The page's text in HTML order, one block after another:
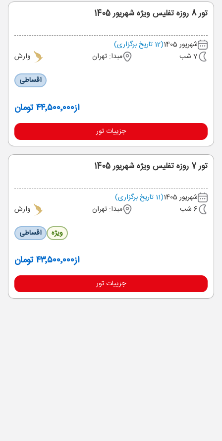
تور 8 روزه تفلیس ویژه شهریور 1405
شهریور 1405
(12 تاریخ برگزاری)
7 شب
مبدا: تهران
وارش
اقساطی
از۴۴٬۵۰۰٬۰۰۰ تومان
جزییات تور
تور 7 روزه تفلیس ویژه شهریور 1405
شهریور 1405
(11 تاریخ برگزاری)
6 شب
مبدا: تهران
وارش
ویژه
اقساطی
از۴۳٬۵۰۰٬۰۰۰ تومان
جزییات تور